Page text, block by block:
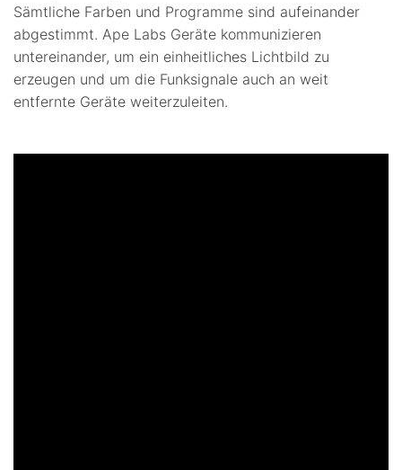
Sämtliche Farben und Programme sind aufeinander
abgestimmt. Ape Labs Geräte kommunizieren
untereinander, um ein einheitliches Lichtbild zu
erzeugen und um die Funksignale auch an weit
entfernte Geräte weiterzuleiten.